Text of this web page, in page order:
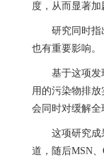
度，从而显著加
研究同时指出
也有重要影响。
基于这项发现
用的污染物排
会同时对缓解全
这项研究成果
道，随后MSN